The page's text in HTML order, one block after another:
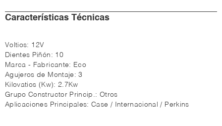
Características Técnicas
Voltios: 12V
Dientes Piñón: 10
Marca - Fabricante: Eco
Agujeros de Montaje:3
Kilovatios (Kw): 2.7Kw
Grupo Constructor Princip.: Otros
Aplicaciones Principales:Case / Internacional / Perkins